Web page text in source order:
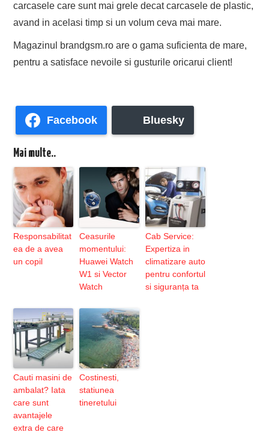
carcasele care sunt mai grele decat carcasele de plastic,
avand in acelasi timp si un volum ceva mai mare.
Magazinul brandgsm.ro are o gama suficienta de mare,
pentru a satisface nevoile si gusturile oricarui client!
Facebook Bluesky
Mai multe..
Responsabilitat
ea de a avea
un copil
Ceasurile
momentului:
Huawei Watch
W1 si Vector
Watch
Cab Service:
Expertiza in
climatizare auto
pentru confortul
si siguranța ta
Cauti masini de
ambalat? Iata
care sunt
avantajele
extra de care
Costinesti,
statiunea
tineretului